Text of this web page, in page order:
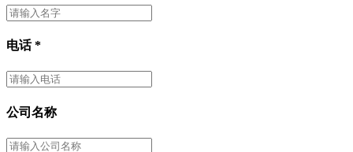
电话*
公司名称